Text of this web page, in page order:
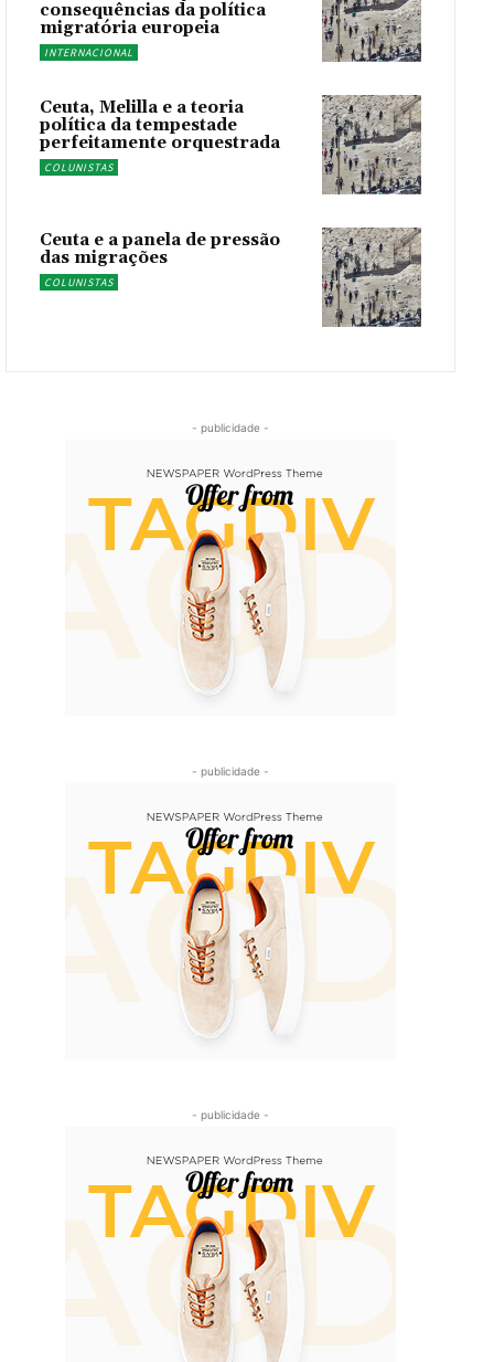
consequências da política
migratória europeia
INTERNACIONAL
Ceuta, Melilla e a teoria
política da tempestade
perfeitamente orquestrada
COLUNISTAS
Ceuta e a panela de pressão
das migrações
COLUNISTAS
- publicidade -
- publicidade -
- publicidade -